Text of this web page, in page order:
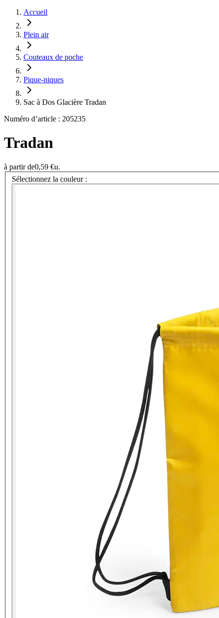
Accueil
Plein air
Couteaux de poche
Pique-niques
Sac à Dos Glacière Tradan
Numéro d’article : 205235
Tradan
à partir de0,59 €u.
Sélectionnez la couleur :